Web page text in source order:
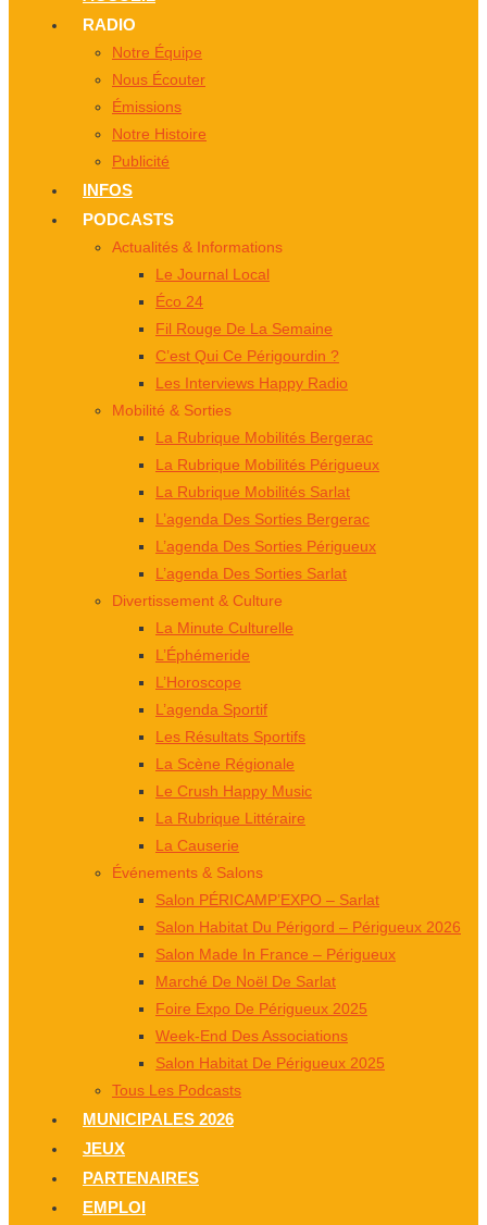
RADIO
Notre Équipe
Nous Écouter
Émissions
Notre Histoire
Publicité
INFOS
PODCASTS
Actualités & Informations
Le Journal Local
Éco 24
Fil Rouge De La Semaine
C’est Qui Ce Périgourdin ?
Les Interviews Happy Radio
Mobilité & Sorties
La Rubrique Mobilités Bergerac
La Rubrique Mobilités Périgueux
La Rubrique Mobilités Sarlat
L’agenda Des Sorties Bergerac
L’agenda Des Sorties Périgueux
L’agenda Des Sorties Sarlat
Divertissement & Culture
La Minute Culturelle
L’Éphémeride
L’Horoscope
L’agenda Sportif
Les Résultats Sportifs
La Scène Régionale
Le Crush Happy Music
La Rubrique Littéraire
La Causerie
Événements & Salons
Salon PÉRICAMP’EXPO – Sarlat
Salon Habitat Du Périgord – Périgueux 2026
Salon Made In France – Périgueux
Marché De Noël De Sarlat
Foire Expo De Périgueux 2025
Week-End Des Associations
Salon Habitat De Périgueux 2025
Tous Les Podcasts
MUNICIPALES 2026
JEUX
PARTENAIRES
EMPLOI